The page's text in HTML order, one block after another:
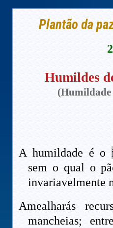
Plantão da
2
Humildes
(Humildade
A humildade é o
sem o qual o
invariavelmente
Amealharás
mancheias;